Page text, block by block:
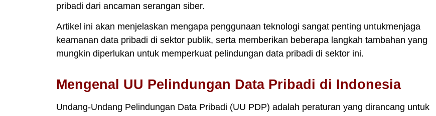
pribadi dari ancaman serangan siber.
Artikel ini akan menjelaskan mengapa penggunaan teknologi sangat penting untukmenjaga
keamanan data pribadi di sektor publik, serta memberikan beberapa langkah tambahan yang
mungkin diperlukan untuk memperkuat pelindungan data pribadi di sektor ini.
Mengenal UU Pelindungan Data Pribadi di Indonesia
Undang-Undang Pelindungan Data Pribadi (UU PDP) adalah peraturan yang dirancang untuk